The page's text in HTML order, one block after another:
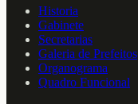
Historia
Gabinete
Secretarias
Galeria de Prefeitos
Organograma
Quadro Funcional